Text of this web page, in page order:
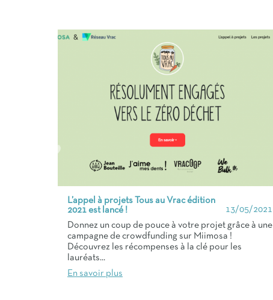
L’appel à projets Tous au Vrac édition
2021 est lancé !
13/05/2021
Donnez un coup de pouce à votre projet grâce à une
campagne de crowdfunding sur Miimosa !
Découvrez les récompenses à la clé pour les
lauréats...
En savoir plus